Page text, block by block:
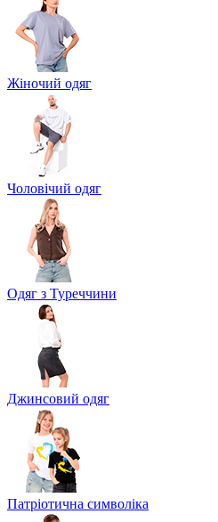
Жіночий одяг
Чоловічий одяг
Одяг з Туреччини
Джинсовий одяг
Патріотична символіка